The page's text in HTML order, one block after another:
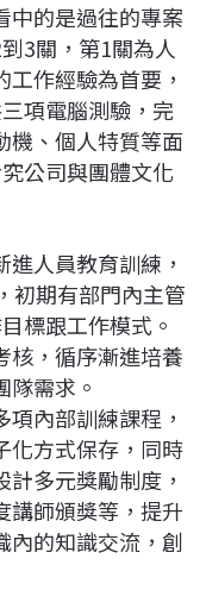
中的是過往的專案
3關，第1關為人
作經驗為首要，
項電腦測驗，完
機、個人特質等面
公司與團體文化
人員教育訓練，
初期有部門內主管
標跟工作模式。
核，循序漸進培養
需求。
內部訓練課程，
化方式保存，同時
多元獎勵制度，
講師頒獎等，提升
內的知識交流，創